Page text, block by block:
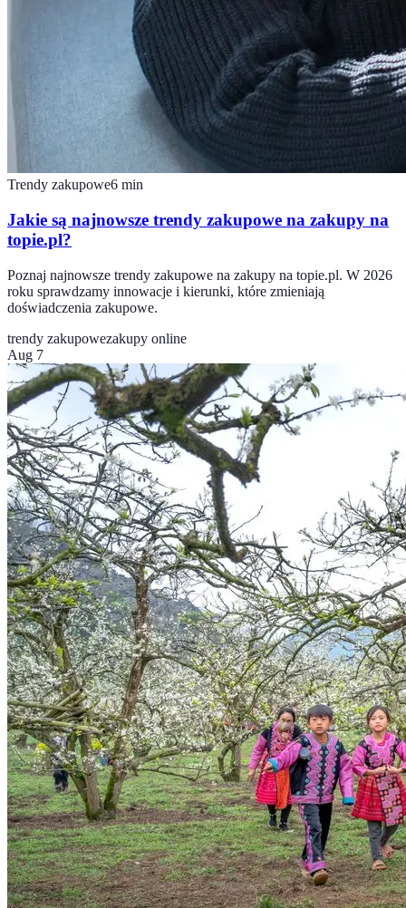
Trendy zakupowe6 min
Jakie są najnowsze trendy zakupowe na zakupy na
topie.pl?
Poznaj najnowsze trendy zakupowe na zakupy na topie.pl. W 2026
roku sprawdzamy innowacje i kierunki, które zmieniają
doświadczenia zakupowe.
trendy zakupowezakupy online
Aug 7